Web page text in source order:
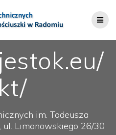
do
treści
im. Tadeusza
ul. Limanowskiego 26/30